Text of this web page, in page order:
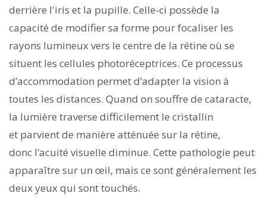
derrière l'iris et la pupille. Celle-ci possède la
capacité de modifier sa forme pour focaliser les
rayons lumineux vers le centre de la rétine où se
situent les cellules photoréceptrices. Ce processus
d’accommodation permet d’adapter la vision à
toutes les distances. Quand on souffre de cataracte,
la lumière traverse difficilement le cristallin
et parvient de manière atténuée sur la rétine,
donc l’acuité visuelle diminue. Cette pathologie peut
apparaître sur un œil, mais ce sont généralement les
deux yeux qui sont touchés.